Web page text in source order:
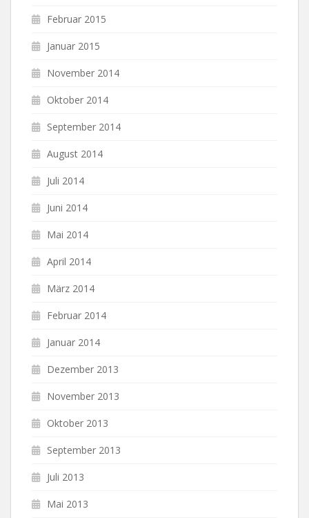
Februar 2015
Januar 2015
November 2014
Oktober 2014
September 2014
August 2014
Juli 2014
Juni 2014
Mai 2014
April 2014
März 2014
Februar 2014
Januar 2014
Dezember 2013
November 2013
Oktober 2013
September 2013
Juli 2013
Mai 2013